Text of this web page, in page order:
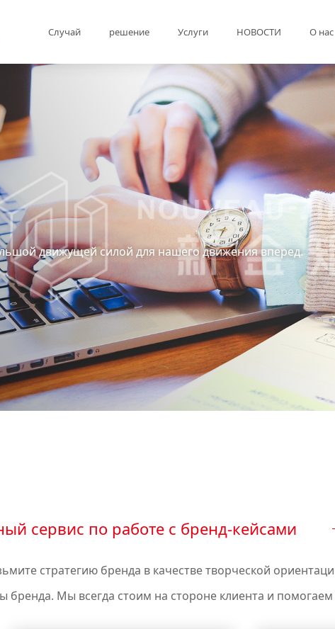
Случай решение Услуги НОВОСТИ О нас
движущей силой для нашего движения вперед.
сервис по работе с бренд-кейсами
стратегию бренда в качестве творческой
бренда. Мы всегда стоим на стороне клиента и